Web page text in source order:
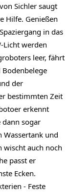
Sichler saugt
Hilfe. Genießen
in das
Licht werden
leer, fährt
der
bestimmten Zeit
erkennt
dann sogar
und
wischt auch noch
passt er
Ecken.
- Feste